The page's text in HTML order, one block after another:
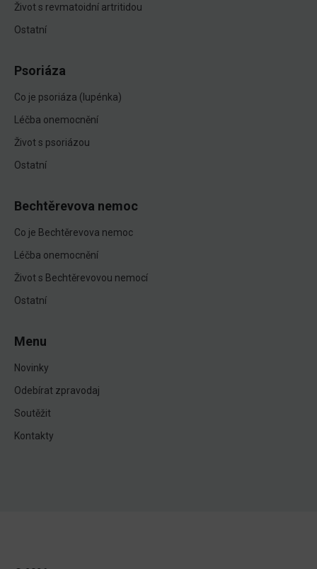
Život s revmatoidní artritidou
Ostatní
Psoriáza
Co je psoriáza (lupénka)
Léčba onemocnění
Život s psoriázou
Ostatní
Bechtěrevova nemoc
Co je Bechtěrevova nemoc
Léčba onemocnění
Život s Bechtěrevovou nemocí
Ostatní
Menu
Novinky
Odebírat zpravodaj
Soutěžit
Kontakty